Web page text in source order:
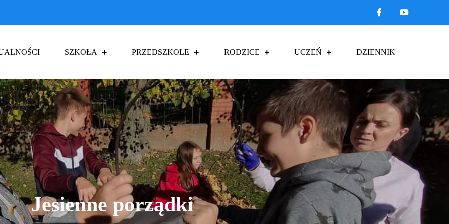
SZKOŁA PRZEDSZKOLE RODZICE UCZEŃ DZIENNIK
Jesienne porządki